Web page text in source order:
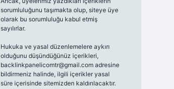
sorumluluğunu taşımakta olup, siteye üye
olarak bu sorumluluğu kabul etmiş
sayılırlar.
Hukuka ve yasal düzenlemelere aykırı
olduğunu düşündüğünüz içerikleri,
backlinkpanelicomtr@gmail.comadresine
bildirmeniz halinde, ilgili içerikler yasal
süre içerisinde sitemizden kaldırılacaktır.